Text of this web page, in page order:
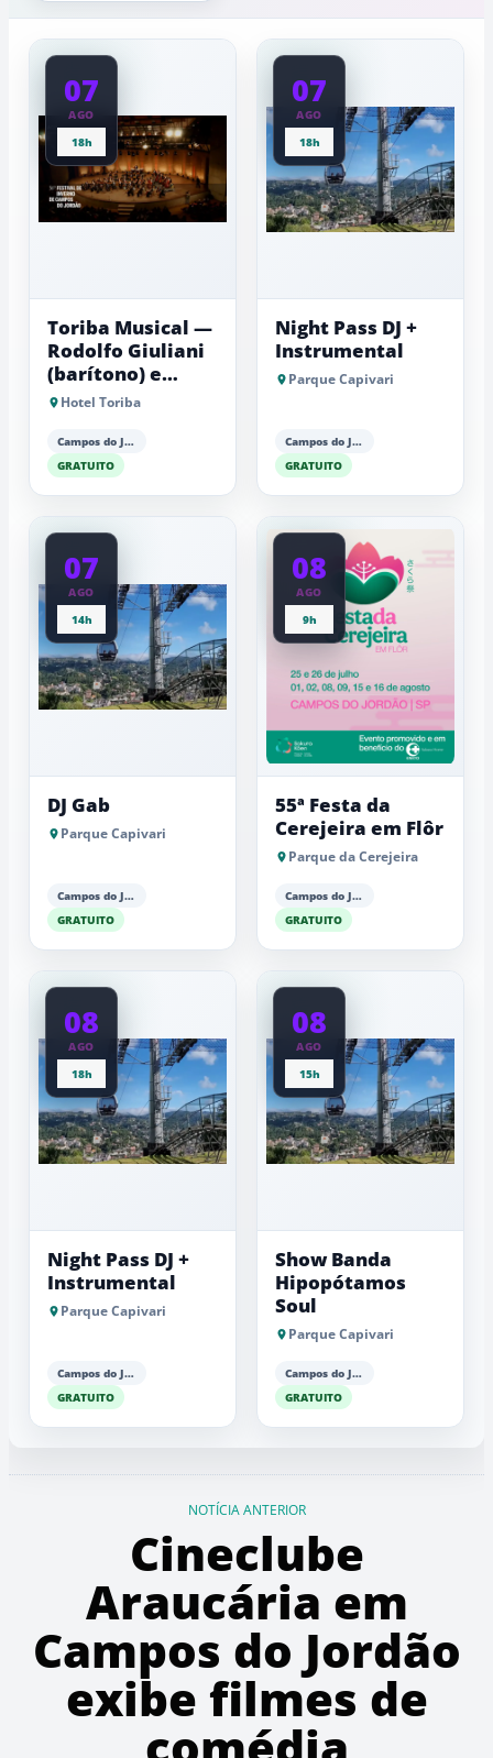
Mantiqueira
a
07
AGO
18h
Toriba Musical —
Rodolfo Giuliani
(barítono) e
Antonio Luiz
Hotel Toriba
Campos do Jordão
GRATUITO
07
AGO
18h
Night Pass DJ +
Instrumental
Parque Capivari
Campos do Jordão
GRATUITO
07
AGO
14h
DJ Gab
Parque Capivari
Campos do Jordão
GRATUITO
08
AGO
9h
55ª Festa da
Cerejeira em Flôr
Parque da Cerejeira
Campos do Jordão
GRATUITO
08
AGO
18h
Night Pass DJ +
Instrumental
Parque Capivari
Campos do Jordão
GRATUITO
08
AGO
15h
Show Banda
Hipopótamos
Soul
Parque Capivari
Campos do Jordão
GRATUITO
NOTÍCIA ANTERIOR
Cineclube
Araucária em
Campos do Jordão
exibe filmes de